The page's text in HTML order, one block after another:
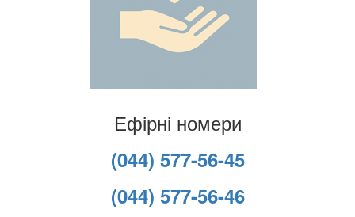
Ефірні номери
(044) 577-56-45
(044) 577-56-46